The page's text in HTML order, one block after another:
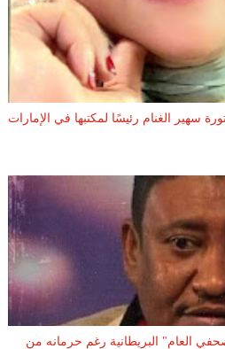
سهير الغنام رئيسًا لمكتبها في الإمارات
العام" البريطانية رغم حرمانه من